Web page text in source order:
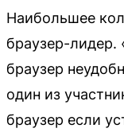
Наибольшее
браузер-лидер.
браузер
один из
браузер если